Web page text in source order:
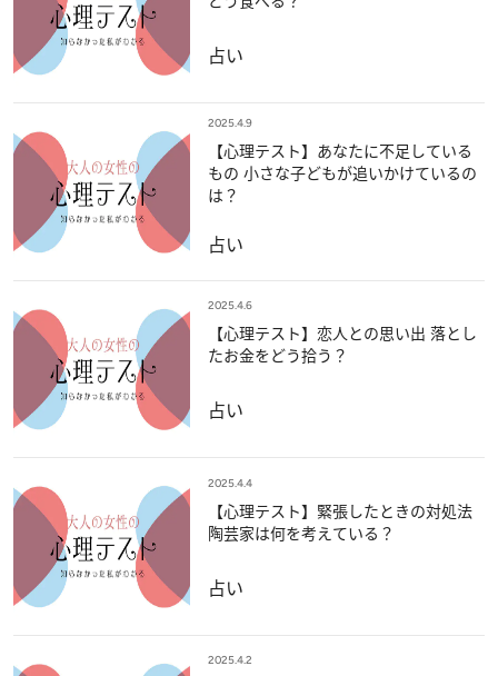
占い
2025.4.9
【心理テスト】あなたに不足している
もの 小さな子どもが追いかけているの
は？
占い
2025.4.6
【心理テスト】恋人との思い出 落とし
たお金をどう拾う？
占い
2025.4.4
【心理テスト】緊張したときの対処法
陶芸家は何を考えている？
占い
2025.4.2